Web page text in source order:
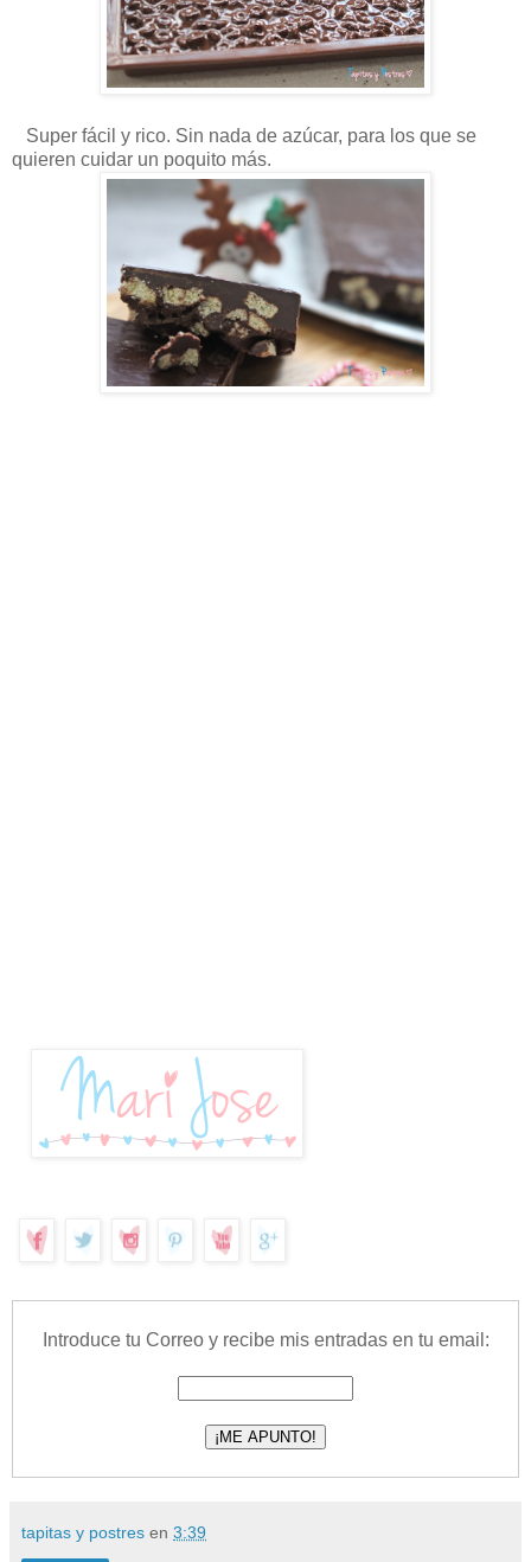
Super fácil y rico. Sin nada de azúcar, para los que se
quieren cuidar un poquito más.
Introduce tu Correo y recibe mis entradas en tu email:
tapitas y postres en 3:39